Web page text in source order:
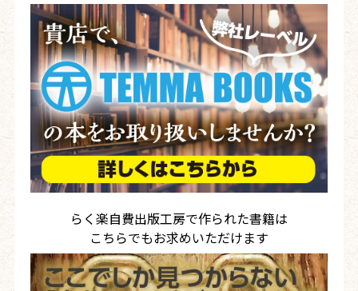
らく楽自費出版工房で作られた書籍は
こちらでもお求めいただけます